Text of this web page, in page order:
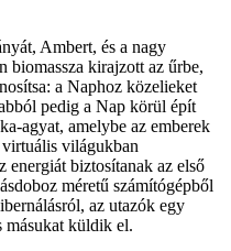
Ambert, és a nagy
biomassza kirajzott az űrbe,
a Naphoz közelieket
pedig a Nap körül épít
agyat, amelybe az emberek
világukban
energiát biztosítanak az első
méretű számítógépből
az utazók egy
másukat küldik el.